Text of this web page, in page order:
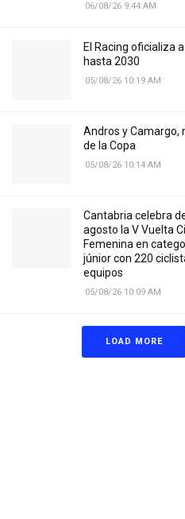
06/08/26 9:44 AM
El Racing oficializa
hasta 2030
05/08/26 10:19 AM
Andros y Camargo,
de la Copa
05/08/26 10:14 AM
Cantabria celebra
agosto la V Vuelta
Femenina en
júnior con 220
equipos
05/08/26 10:09 AM
LOAD MORE